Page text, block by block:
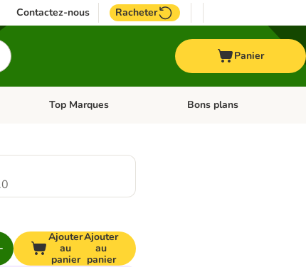
Contactez-nous Racheter
Panier
Oiseau
Dérouler les catégories: Cheval
Top Marques Dérouler les catégories: Top
Bons plans
Ajouter
au
panier
Ajouter
au
panier